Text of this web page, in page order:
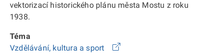
vektorizací historického plánu města Mostu z roku
1938.
Téma
Vzdělávání, kultura a sport